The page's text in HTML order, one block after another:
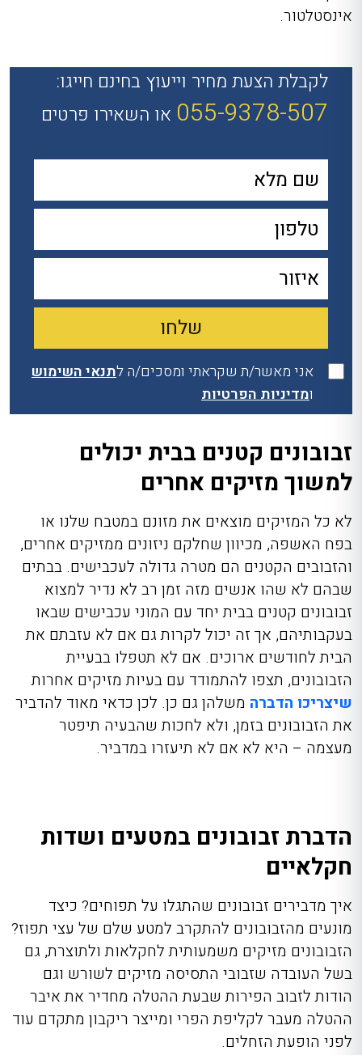
אינסטלטור.
לקבלת הצעת מחיר וייעוץ בחינם חייגו:
055-9378-507 או השאירו פרטים
אני מאשר/ת שקראתי ומסכים/ה לתנאי השימוש
ומדיניות הפרטיות
זבובונים קטנים בבית יכולים
למשוך מזיקים אחרים
לא כל המזיקים מוצאים את מזונם במטבח שלנו או
בפח האשפה, מכיוון שחלקם ניזונים ממזיקים אחרים,
והזבובים הקטנים הם מטרה גדולה לעכבישים. בבתים
שבהם לא שהו אנשים מזה זמן רב לא נדיר למצוא
זבובונים קטנים בבית יחד עם המוני עכבישים שבאו
בעקבותיהם, אך זה יכול לקרות גם אם לא עזבתם את
הבית לחודשים ארוכים. אם לא תטפלו בבעיית
הזבובונים, תצפו להתמודד עם בעיות מזיקים אחרות
שיצריכו הדברה משלהן גם כן. לכן כדאי מאוד להדביר
את הזבובונים בזמן, ולא לחכות שהבעיה תיפטר
מעצמה – היא לא אם לא תיעזרו במדביר.
הדברת זבובונים במטעים ושדות
חקלאיים
איך מדבירים זבובונים שהתגלו על תפוחים? כיצד
מונעים מהזבובונים להתקרב למטע שלם של עצי תפוז?
הזבובונים מזיקים משמעותית לחקלאות ולתוצרת, גם
בשל העובדה שזבובי התסיסה מזיקים לשורש וגם
הודות לזבוב הפירות שבעת ההטלה מחדיר את איבר
ההטלה מעבר לקליפת הפרי ומייצר ריקבון מתקדם עוד
לפני הופעת הזחלים.